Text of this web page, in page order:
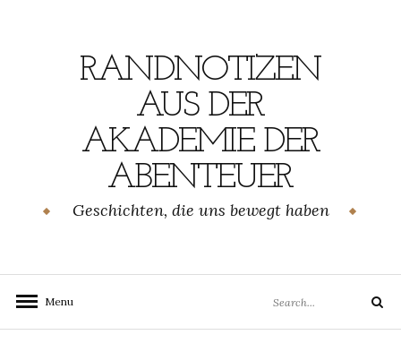
RANDNOTIZEN
AUS DER
AKADEMIE DER
ABENTEUER
Geschichten, die uns bewegt haben
Menu
for:
Search